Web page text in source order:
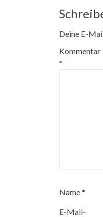
Deine E-
Kommentar
*
Name*
E-Mail-